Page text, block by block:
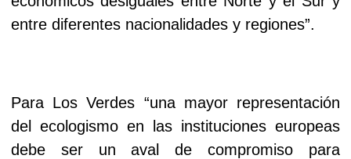
entre diferentes nacionalidades y regiones”.
Para Los Verdes “una mayor representación
del ecologismo en las instituciones europeas
debe ser un aval de compromiso para